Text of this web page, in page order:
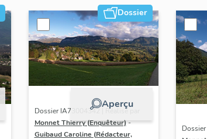
Dossier
Aperçu
Dossier IA73004342 | Réalisé par
Monnet Thierry (Enquêteur)-
Guibaud Caroline (Rédacteur,